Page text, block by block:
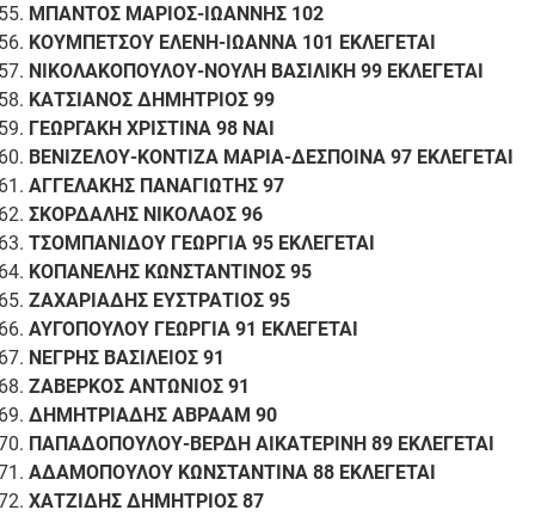
ΜΠΑΝΤΟΣ ΜΑΡΙΟΣ-ΙΩΑΝΝΗΣ 102
ΚΟΥΜΠΕΤΣΟΥ ΕΛΕΝΗ-ΙΩΑΝΝΑ 101 ΕΚΛΕΓΕΤΑΙ
ΝΙΚΟΛΑΚΟΠΟΥΛΟΥ-ΝΟΥΛΗ ΒΑΣΙΛΙΚΗ 99 ΕΚΛΕΓΕΤΑΙ
ΚΑΤΣΙΑΝΟΣ ΔΗΜΗΤΡΙΟΣ 99
ΓΕΩΡΓΑΚΗ ΧΡΙΣΤΙΝΑ 98 ΝΑΙ
ΒΕΝΙΖΕΛΟΥ-ΚΟΝΤΙΖΑ ΜΑΡΙΑ-ΔΕΣΠΟΙΝΑ 97 ΕΚΛΕΓΕΤΑΙ
ΑΓΓΕΛΑΚΗΣ ΠΑΝΑΓΙΩΤΗΣ 97
ΣΚΟΡΔΑΛΗΣ ΝΙΚΟΛΑΟΣ 96
ΤΣΟΜΠΑΝΙΔΟΥ ΓΕΩΡΓΙΑ 95 ΕΚΛΕΓΕΤΑΙ
ΚΟΠΑΝΕΛΗΣ ΚΩΝΣΤΑΝΤΙΝΟΣ 95
ΖΑΧΑΡΙΑΔΗΣ ΕΥΣΤΡΑΤΙΟΣ 95
ΑΥΓΟΠΟΥΛΟΥ ΓΕΩΡΓΙΑ 91 ΕΚΛΕΓΕΤΑΙ
ΝΕΓΡΗΣ ΒΑΣΙΛΕΙΟΣ 91
ΖΑΒΕΡΚΟΣ ΑΝΤΩΝΙΟΣ 91
ΔΗΜΗΤΡΙΑΔΗΣ ΑΒΡΑΑΜ 90
ΠΑΠΑΔΟΠΟΥΛΟΥ-ΒΕΡΔΗ ΑΙΚΑΤΕΡΙΝΗ 89 ΕΚΛΕΓΕΤΑΙ
ΑΔΑΜΟΠΟΥΛΟΥ ΚΩΝΣΤΑΝΤΙΝΑ 88 ΕΚΛΕΓΕΤΑΙ
ΧΑΤΖΙΔΗΣ ΔΗΜΗΤΡΙΟΣ 87